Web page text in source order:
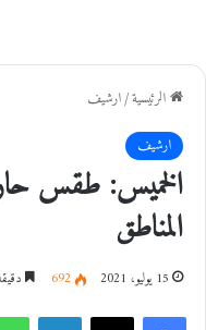
الرئيسية/ارشيف
ارشيف
الخميس: طقس
المناطق
15 يوليو، 2021 692
فيسبوك